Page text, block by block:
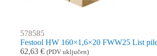
578585
Festool HW 160×1,6×20 FWW25 List
62,63 € (PDV uključen)